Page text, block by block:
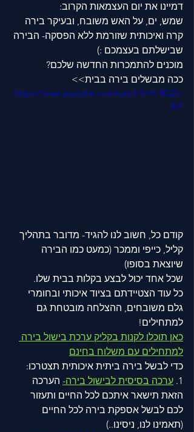
דמיינו את יום העצמאות הקרוב:
שמש, ים, על האש משובח, ובעיקר בירה
קרה ואיכותית שזורמת ללא הפסקה- הבירה
שבישלתם בעצמכם :)
מוכנים להתמכרות החדשה שלכם?
ככה מבשלים בירה בבית>>
https://www.youtube.com/watch?v=h-8CjZz-
jbY
קודם כל, חשוב לנו להגיד- מדובר בתהליך
קליל, כייפי וממכר (כמעט כמו הבירה
שיוצאת בסופו)
שכל אחד יכול לבצע בקלות בבית שלו.
כל עוד הצטיידתם בציוד איכותי ובחומרי
גלם משובחים, ההצלחה מובטחת גם
למתחילים!
כאן תוכלו לקנות בקליק ערכת בישול בירה
למתחילים עם משלוח בחינם
כדי לבשל בירה ביתית איכותית תצטרכו:
1. ערכה בסיסית לבישול בירה- הערכה
הזאת תישאר איתכם לכל החיים ותעזור
לכם לבשל אספקת בירה לכל החיים
(תאמינו לנו, ניסינו..)